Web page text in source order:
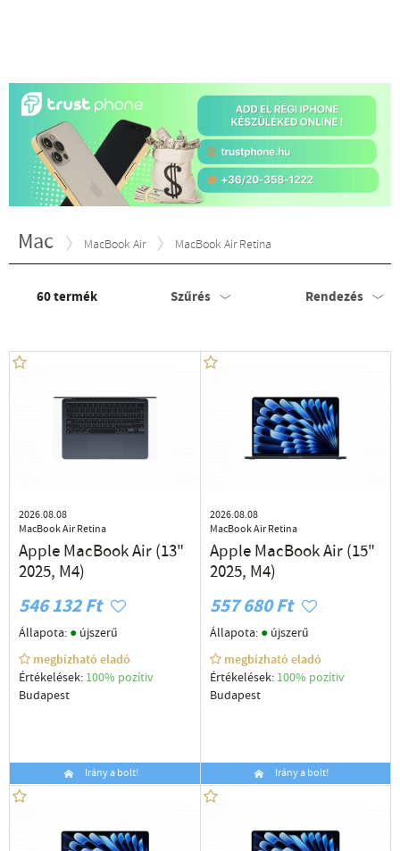
Mac MacBook Air MacBook Air Retina
60termék Szűrés Rendezés
2026.08.08
MacBook Air Retina
Apple MacBook Air (13"
2025, M4)
546 132 Ft
Állapota: ● újszerű
megbízható eladó
Értékelések: 100% pozítiv
Budapest
Irány a bolt!
2026.08.08
MacBook Air Retina
Apple MacBook Air (15"
2025, M4)
557 680 Ft
Állapota: ●újszerű
megbízható eladó
Értékelések: 100% pozítiv
Budapest
Irány a bolt!